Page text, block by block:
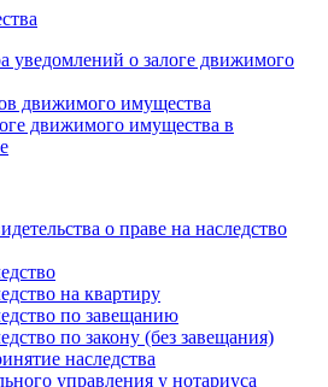
уведомлений о залоге движимого
движимого имущества
движимого имущества в
о праве на наследство
на квартиру
по завещанию
по закону (без завещания)
наследства
управления у нотариуса